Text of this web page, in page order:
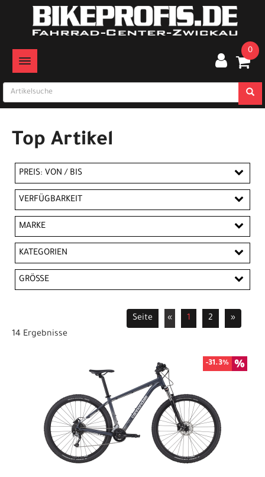
TOGGLE NAVIGATION
0
Top Artikel
PREIS: VON / BIS
EUR
VERFÜGBARKEIT
MARKE
Cannondale
Moustache SCOTT
KATEGORIEN
E-City/Urban
GRÖSSE
Seite « 1 2
»
14 Ergebnisse
-31.3%